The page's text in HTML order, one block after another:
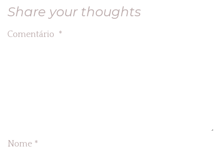
Share your thoughts
Comentário *
Nome *